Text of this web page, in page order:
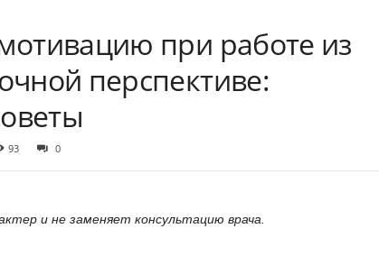
при работе из
перспективе:
93 0
и не заменяет консультацию врача.